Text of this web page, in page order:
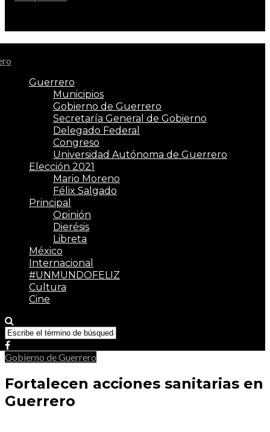
Guerrero
Municipios
Gobierno de Guerrero
Secretaría General de Gobierno
Delegado Federal
Congreso
Universidad Autónoma de Guerrero
Elección 2021
Mario Moreno
Félix Salgado
Principal
Opinión
Dierésis
Libreta
México
Internacional
#UNMUNDOFELIZ
Cultura
Cine
Gobierno de Guerrero
Fortalecen acciones sanitarias en
Guerrero